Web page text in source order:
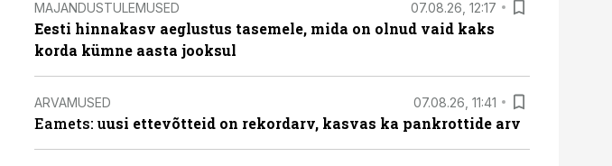
MAJANDUSTULEMUSED 07.08.26, 12:17
Eesti hinnakasv aeglustus tasemele, mida on olnud vaid kaks
korda kümne aasta jooksul
ARVAMUSED 07.08.26, 11:41
Eamets: uusi ettevõtteid on rekordarv, kasvas ka pankrottide arv